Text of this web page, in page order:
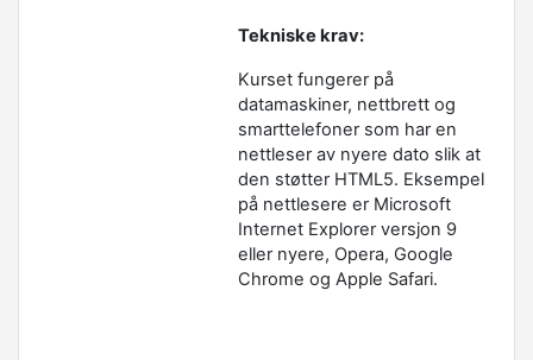
Tekniske krav:
Kurset fungerer på
datamaskiner, nettbrett og
smarttelefoner som har en
nettleser av nyere dato slik at
den støtter HTML5. Eksempel
på nettlesere er Microsoft
Internet Explorer versjon 9
eller nyere, Opera, Google
Chrome og Apple Safari.